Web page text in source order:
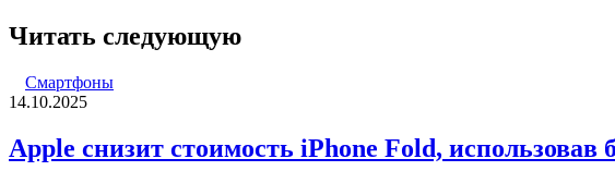
Читать следующую
Смартфоны
14.10.2025
Apple снизит стоимость iPhone Fold,